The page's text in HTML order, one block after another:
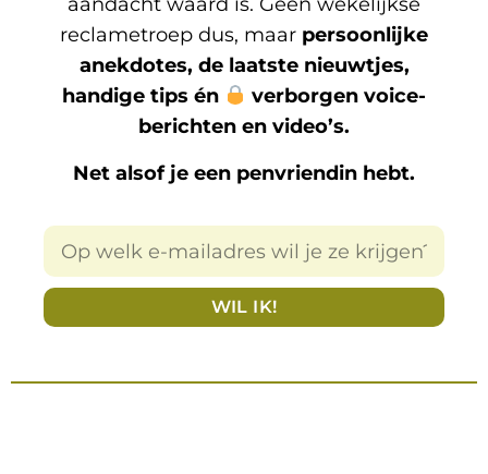
reclametroep dus, maar persoonlijke
anekdotes, de laatste nieuwtjes,
handige tips én
verborgen voice-
berichten en video’s.
Net alsof je een penvriendin hebt.
WIL IK!